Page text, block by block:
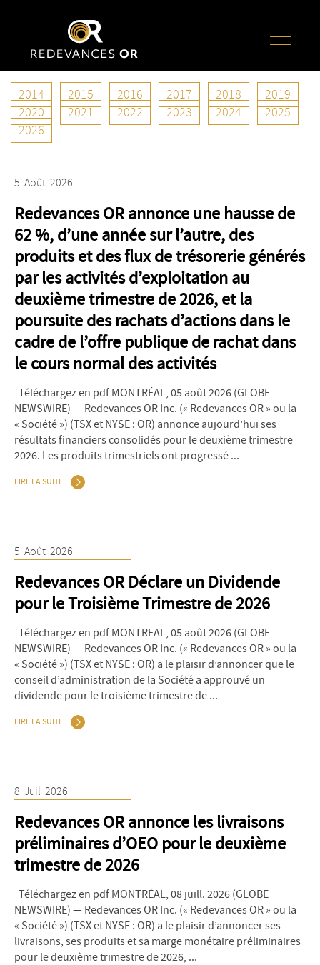
2014 2015 2016 2017 2018
2019
2020
2021 2022 2023 2024
2025
2026
Auteur/autrice :osiskostaff
5 Août 2026
Redevances OR annonce une hausse de
62 %, d’une année sur l’autre, des
produits et des flux de trésorerie générés
par les activités d’exploitation au
deuxième trimestre de 2026, et la
poursuite des rachats d’actions dans le
cadre de l’offre publique de rachat dans
le cours normal des activités
Téléchargez en pdf MONTRÉAL, 05 août 2026 (GLOBE
NEWSWIRE) — Redevances OR Inc. (« Redevances OR » ou la
« Société ») (TSX et NYSE : OR) annonce aujourd’hui ses
résultats financiers consolidés pour le deuxième trimestre
2026. Les produits trimestriels ont progressé ...
LIRE LA SUITE
5 Août 2026
Redevances OR Déclare un Dividende
pour le Troisième Trimestre de 2026
Téléchargez en pdf MONTREAL, 05 août 2026 (GLOBE
NEWSWIRE) — Redevances OR Inc. (« Redevances OR » ou la
« Société ») (TSX et NYSE : OR) a le plaisir d’annoncer que le
conseil d’administration de la Société a approuvé un
dividende pour le troisième trimestre de ...
LIRE LA SUITE
8 Juil 2026
Redevances OR annonce les livraisons
préliminaires d’OEO pour le deuxième
trimestre de 2026
Téléchargez en pdf MONTRÉAL, 08 juill. 2026 (GLOBE
NEWSWIRE) — Redevances OR Inc. (« Redevances OR » ou la
« Société ») (TSX et NYSE : OR) a le plaisir d’annoncer ses
livraisons, ses produits et sa marge monétaire préliminaires
pour le deuxième trimestre de 2026, ...